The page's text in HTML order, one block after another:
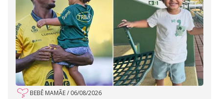
BEBÊ MAMÃE/ 06/08/2026